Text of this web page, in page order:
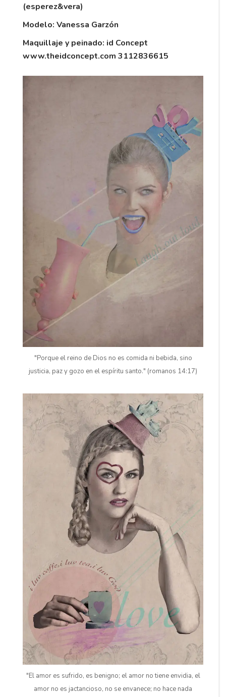
(esperez&vera)
Modelo: Vanessa Garzón
Maquillaje y peinado: id Concept
www.theidconcept.com 3112836615
"Porque el reino de Dios no es comida ni bebida, sino
justicia, paz y gozo en el espíritu santo." (romanos 14:17)
"El amor es sufrido, es benigno; el amor no tiene envidia, el
amor no es jactancioso, no se envanece; no hace nada